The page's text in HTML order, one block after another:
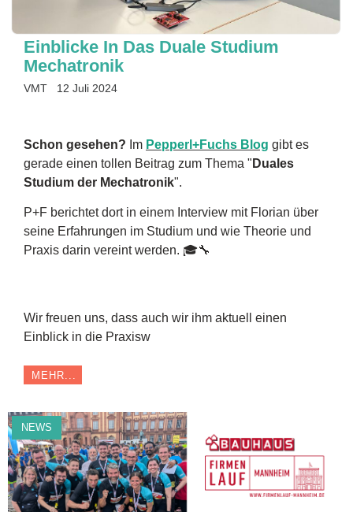
Einblicke In Das Duale Studium
Mechatronik
VMT 12 Juli 2024
Schon gesehen? Im Pepperl+Fuchs Blog gibt es
gerade einen tollen Beitrag zum Thema " Duales
Studium der Mechatronik".
P+F berichtet dort in einem Interview mit Florian über
seine Erfahrungen im Studium und wie Theorie und
Praxis darin vereint werden. 🎓🔧
Wir freuen uns, dass auch wir ihm aktuell einen
Einblick in die Praxisw
MEHR...
NEWS